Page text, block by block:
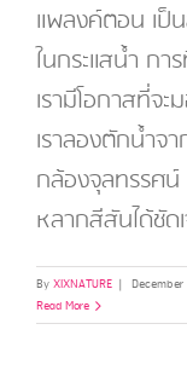
แพลงค์ตอน เป็
ในกระแสน้ำ ก
เรามีโอกาสที่จ
เราลองตักน้ำจ
กล้องจุลทรรศน์
หลากสีสันได้ชั
ByXIXNATURE |
Read More